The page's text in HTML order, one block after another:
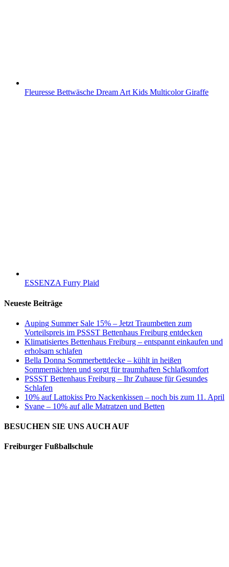
Fleuresse Bettwäsche Dream Art Kids Multicolor Giraffe
ESSENZA Furry Plaid
Neueste Beiträge
Auping Summer Sale 15% – Jetzt Traumbetten zum
Vorteilspreis im PSSST Bettenhaus Freiburg entdecken
Klimatisiertes Bettenhaus Freiburg – entspannt einkaufen und
erholsam schlafen
Bella Donna Sommerbettdecke – kühlt in heißen
Sommernächten und sorgt für traumhaften Schlafkomfort
PSSST Bettenhaus Freiburg – Ihr Zuhause für Gesundes
Schlafen
10% auf Lattokiss Pro Nackenkissen – noch bis zum 11. April
Svane – 10% auf alle Matratzen und Betten
BESUCHEN SIE UNS AUCH AUF
Freiburger Fußballschule